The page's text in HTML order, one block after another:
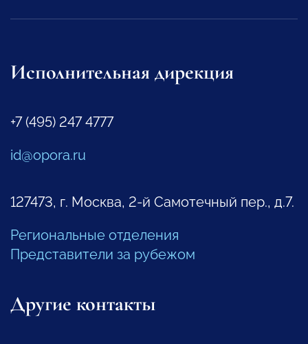
Исполнительная дирекция
+7 (495) 247 4777
id@opora.ru
127473, г. Москва, 2-й Самотечный пер., д.7.
Региональные отделения
Представители за рубежом
Другие контакты